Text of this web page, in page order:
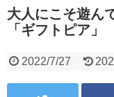
大人にこそ遊ん
「ギフトピア」
2022/7/27